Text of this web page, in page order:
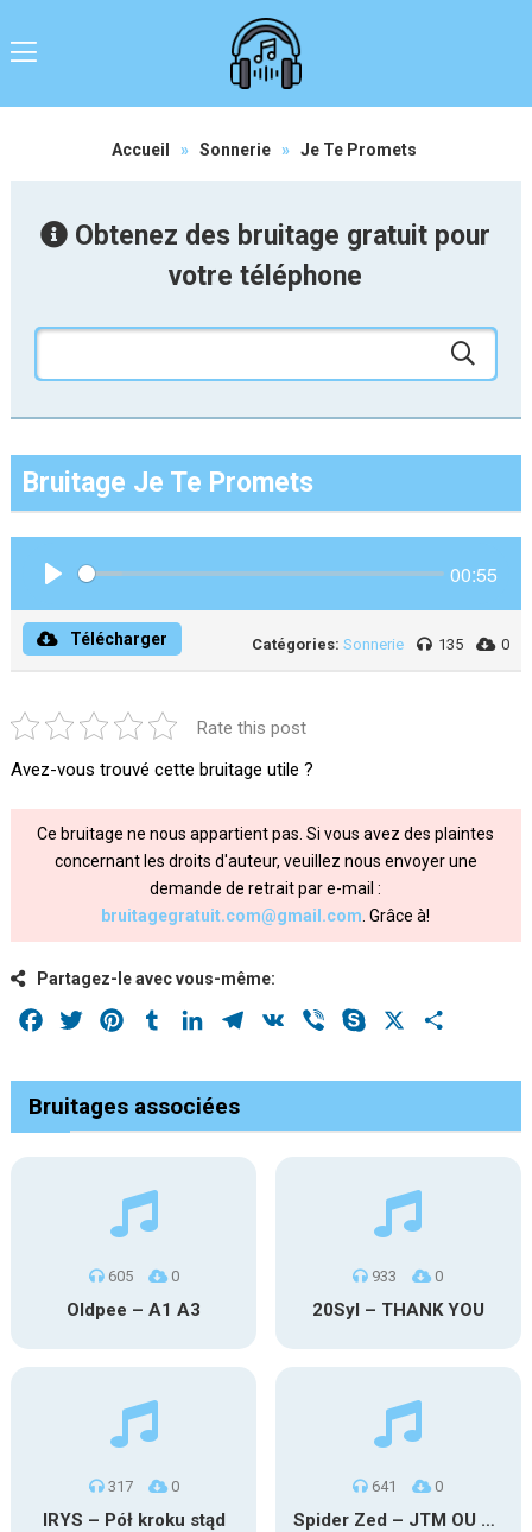
Accueil » Sonnerie » Je Te Promets
Obtenez des bruitage gratuit pour
votre téléphone
Bruitage Je Te Promets
00:55
Télécharger Catégories: Sonnerie 135 0
Rate this post
Avez-vous trouvé cette bruitage utile ?
Ce bruitage ne nous appartient pas. Si vous avez des plaintes
concernant les droits d'auteur, veuillez nous envoyer une
demande de retrait par e-mail :
bruitagegratuit.com@gmail.com . Grâce à!
Partagez-le avec vous-même:
Facebook
Twitter PinterestTumblrLinkedInTelegram
VK Viber Skype
Bruitages associées
605 0
Oldpee – A1 A3
933 0
20Syl – THANK YOU
317 0
IRYS – Pół kroku stąd
641 0
Spider Zed – JTM OU TG